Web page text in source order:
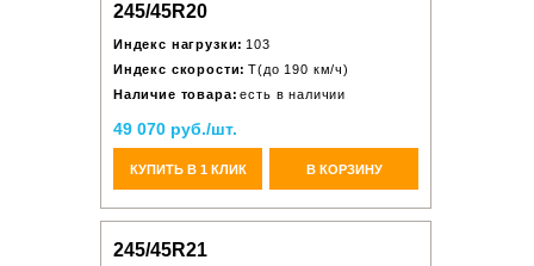
245/45R20
Индекс нагрузки: 103
Индекс скорости: T(до 190 км/ч)
Наличие товара: есть в наличии
49 070 руб./шт.
КУПИТЬ В 1 КЛИК В КОРЗИНУ
245/45R21